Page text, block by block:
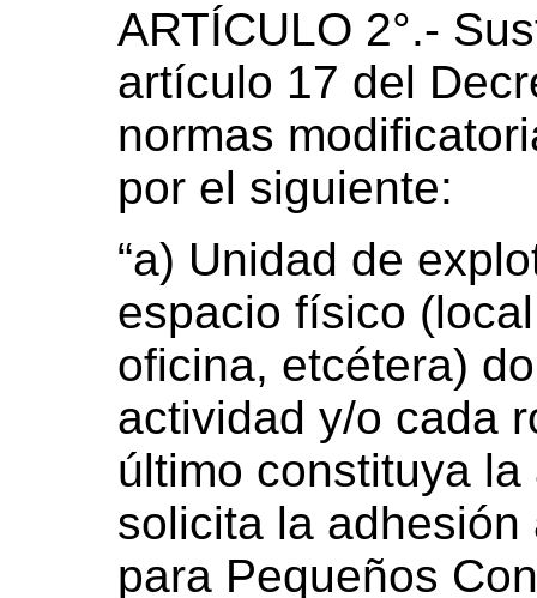
ARTÍCULO 2°.-
artículo 17 del
normas
por el siguiente:
“a) Unidad de
espacio físico
oficina, etcétera)
actividad y/o cada
último constituya
solicita la
para Pequeños